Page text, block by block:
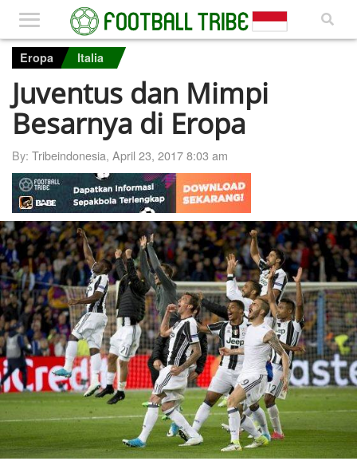
Eropa Italia
Juventus dan Mimpi
Besarnya di Eropa
By: Tribeindonesia, April 23, 2017 8:03 am